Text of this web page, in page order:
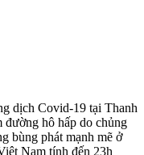
dịch Covid-19 tại Thanh
hô hấp do chủng
bùng phát mạnh mẽ ở
Nam tính đến 23h